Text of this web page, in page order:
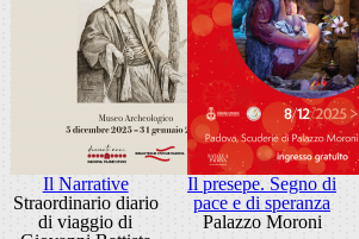
Il Narrative
Straordinario diario
di viaggio di
Il presepe. Segno di
pace e di speranza
Palazzo Moroni